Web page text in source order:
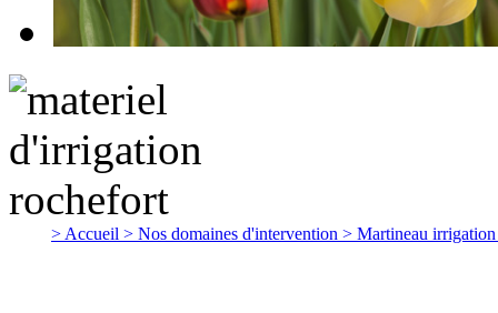
> Accueil > Nos domaines d'intervention > Martineau